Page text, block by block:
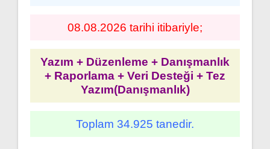
08.08.2026 tarihi itibariyle;
Yazım + Düzenleme + Danışmanlık
+ Raporlama + Veri Desteği + Tez
Yazım(Danışmanlık)
Toplam 34.925 tanedir.